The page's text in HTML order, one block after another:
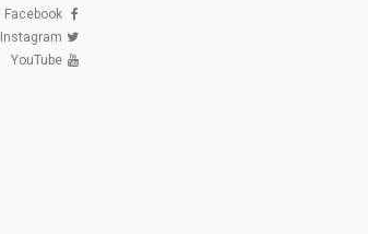
Facebook
Instagram
YouTube